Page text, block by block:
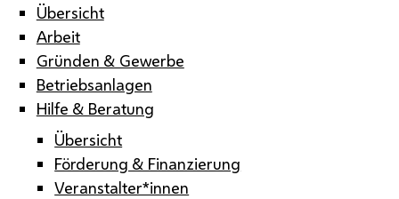
Übersicht
Arbeit
Gründen & Gewerbe
Betriebsanlagen
Hilfe & Beratung
Übersicht
Förderung & Finanzierung
Veranstalter*innen